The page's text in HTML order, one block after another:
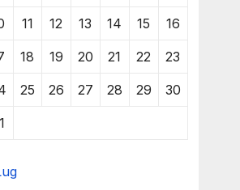
11 12 13 14 15 16
18 19 20 21 22 23
25 26 27 28 29 30